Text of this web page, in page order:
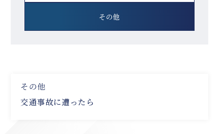
その他
その他
交通事故に遭ったら